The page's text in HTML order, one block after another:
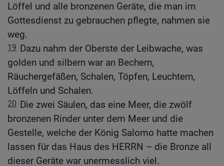
Löffel und alle bronzenen Geräte, die man im
Gottesdienst zu gebrauchen pflegte, nahmen sie
weg.
19 Dazu nahm der Oberste der Leibwache, was
golden und silbern war an Bechern,
Räuchergefäßen, Schalen, Töpfen, Leuchtern,
Löffeln und Schalen.
20 Die zwei Säulen, das eine Meer, die zwölf
bronzenen Rinder unter dem Meer und die
Gestelle, welche der König Salomo hatte machen
lassen für das Haus des HERRN – die Bronze all
dieser Geräte war unermesslich viel.